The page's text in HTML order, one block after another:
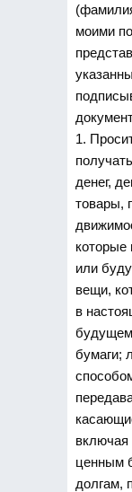
моими
1.
денег,
товары,
которые
или
вещи,
в
бумаги;
включая
ценным
долгам,